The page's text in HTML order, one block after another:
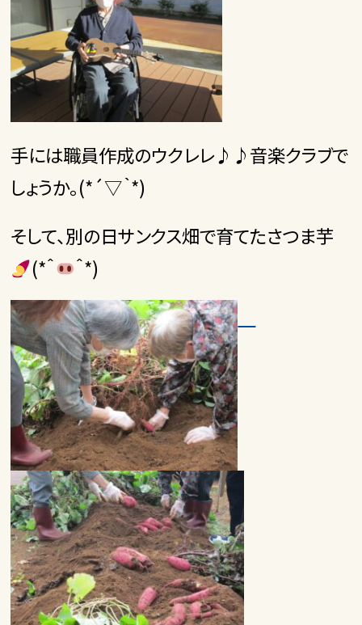
手には職員作成のウクレレ♪♪音楽クラブで
しょうか。(*´▽｀*)
そして、別の日サンクス畑で育てたさつま芋
(*＾
＾*)